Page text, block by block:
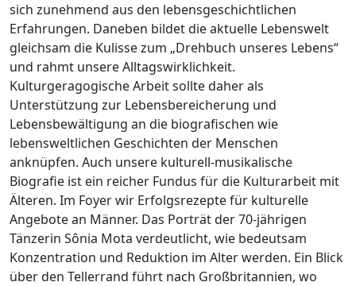
sich zunehmend aus den lebensgeschichtlichen
Erfahrungen. Daneben bildet die aktuelle Lebenswelt
gleichsam die Kulisse zum „Drehbuch unseres Lebens“
und rahmt unsere Alltagswirklichkeit.
Kulturgeragogische Arbeit sollte daher als
Unterstützung zur Lebensbereicherung und
Lebensbewältigung an die biografischen wie
lebensweltlichen Geschichten der Menschen
anknüpfen. Auch unsere kulturell-musikalische
Biografie ist ein reicher Fundus für die Kulturarbeit mit
Älteren. Im Foyer wir Erfolgsrezepte für kulturelle
Angebote an Männer. Das Porträt der 70-jährigen
Tänzerin Sônia Mota verdeutlicht, wie bedeutsam
Konzentration und Reduktion im Alter werden. Ein Blick
über den Tellerrand führt nach Großbritannien, wo